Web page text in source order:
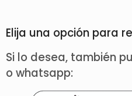
Elija una opción para
Si lo desea, también
o whatsapp: